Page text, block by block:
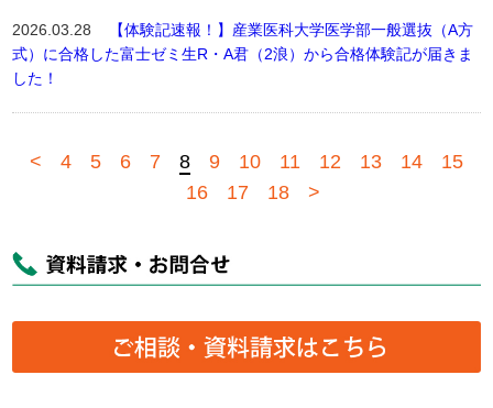
2026.03.28
【体験記速報！】産業医科大学医学部一般選抜（A方
式）に合格した富士ゼミ生R・A君（2浪）から合格体験記が届きま
した！
< 4 5 6 7 8 9 10 11 12 13 14
15
16
17 18 >